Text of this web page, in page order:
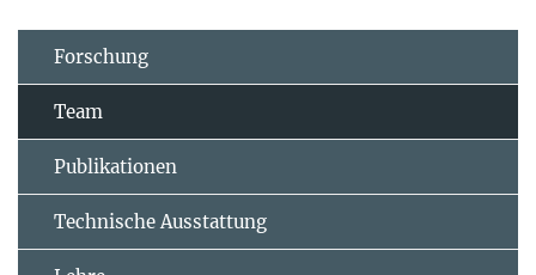
Forschung
Team
Publikationen
Technische Ausstattung